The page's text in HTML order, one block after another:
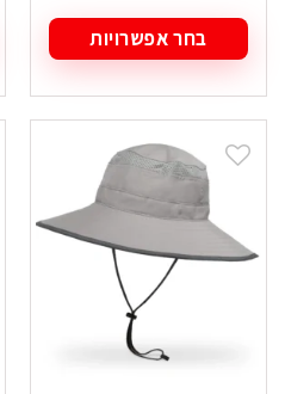
בחר אפשרויות
זה
יש
סוגים.
לבחור
את
האפשרויות